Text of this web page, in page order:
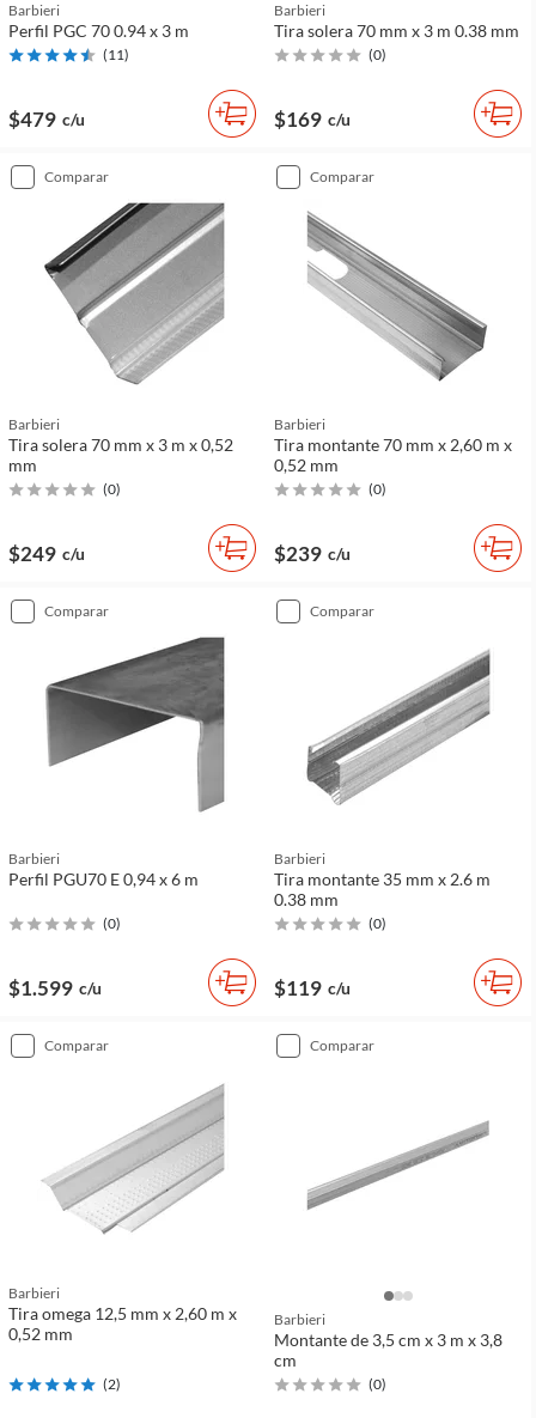
Barbieri
Perfil PGC 70 0.94 x 3 m
(11)
$479 c/u
Barbieri
Tira solera 70 mm x 3 m 0.38 mm
(0)
$169 c/u
comparar
Barbieri
Tira solera 70 mm x 3 m x 0,52
mm
(0)
$249 c/u
comparar
Barbieri
Tira montante 70 mm x 2,60 m x
0,52 mm
(0)
$239 c/u
comparar
Barbieri
Perfil PGU70 E 0,94 x 6 m
(0)
$1.599 c/u
comparar
Barbieri
Tira montante 35 mm x 2.6 m
0.38 mm
(0)
$119 c/u
comparar
Barbieri
Tira omega 12,5 mm x 2,60 m x
0,52 mm
(2)
comparar
Barbieri
Montante de 3,5 cm x 3 m x 3,8
cm
(0)